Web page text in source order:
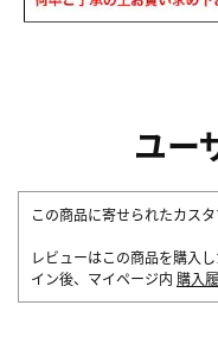
ユー
この商品に寄せられたカス
レビューはこの商品を購入
イン後、マイページ内 購入